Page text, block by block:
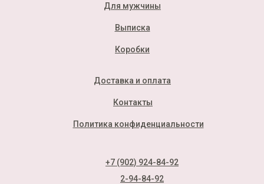
Для мужчины
Выписка
Коробки
Политика конфиденциальности
Доставка и оплата
Контакты
+7 (902) 924-84-92
2-94-84-92